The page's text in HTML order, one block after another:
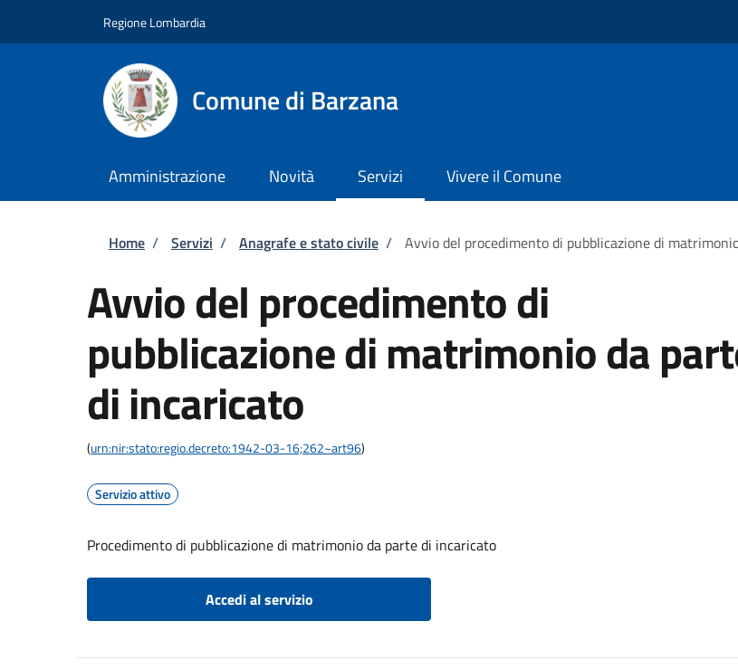
Regione Lombardia
Comune di Barzana
Amministrazione Novità Servizi Vivere il Comune
Briciole di pane
Home / Servizi / Anagrafe e stato civile / Avvio del procedimento di pubblicazione di
Avvio del procedimento di
pubblicazione di matrimonio da
di incaricato
(urn:nir:stato:regio.decreto:1942-03-16;262~art96)
Servizio attivo
Procedimento di pubblicazione di matrimonio da parte di incaricato
Accedi al servizio